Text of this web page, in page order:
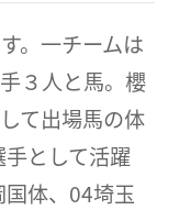
。一チームは
３人と馬。櫻
て出場馬の体
として活躍
体、04埼玉